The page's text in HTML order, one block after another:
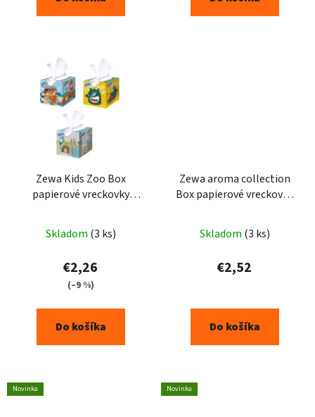
Zewa Kids Zoo Box
papierové vreckovky
Skladom (3 ks)
€2,26
(–9 %)
Do košíka
Zewa aroma collection
Box papierové vreckovky
Skladom (3 ks)
€2,52
Do košíka
Novinka Novinka